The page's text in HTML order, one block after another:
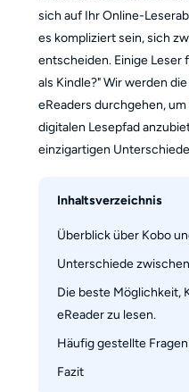
sich auf Ihr Online-
es kompliziert sein, sich
entscheiden. Einige Leser
als Kindle?" Wir werden
eReaders durchgehen,
digitalen Lesepfad
einzigartigen
Inhaltsverzeichnis
Überblick über Kobo
Vor- und Nachteile
Vor- und Nachteile
Unterschiede
Stil und Design
Speicher und
Feedback von
Die beste Möglichkeit,
eReader zu lesen.
Wichtige Funktionen
Converters
Häufig gestellte Fragen
Q.1. Ist Kobo besser
Fazit